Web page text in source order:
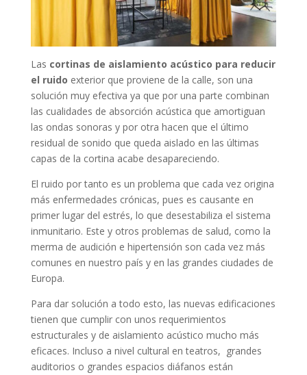
Las cortinas de aislamiento acústico para reducir
el ruido exterior que proviene de la calle, son una
solución muy efectiva ya que por una parte combinan
las cualidades de absorción acústica que amortiguan
las ondas sonoras y por otra hacen que el último
residual de sonido que queda aislado en las últimas
capas de la cortina acabe desapareciendo.
El ruido por tanto es un problema que cada vez origina
más enfermedades crónicas, pues es causante en
primer lugar del estrés, lo que desestabiliza el sistema
inmunitario. Este y otros problemas de salud, como la
merma de audición e hipertensión son cada vez más
comunes en nuestro país y en las grandes ciudades de
Europa.
Para dar solución a todo esto, las nuevas edificaciones
tienen que cumplir con unos requerimientos
estructurales y de aislamiento acústico mucho más
eficaces. Incluso a nivel cultural en teatros, grandes
auditorios o grandes espacios diáfanos están